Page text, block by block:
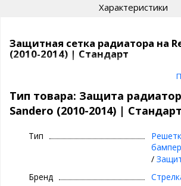
Характеристики
Защитная сетка радиатора на
(2010-2014) | Стандарт
Сетка на радиатор Renault Sandero (2010-
автомобиль от насекомых, камней, мусора
отлично!
сегодня.
сетка: алюминий, 1 мм
Тип товара: Защита
Sandero (2010-2014) | Стандарт
Тип
/
Бренд